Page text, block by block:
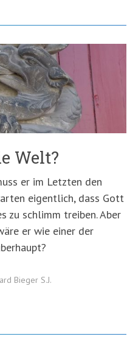
Welt?
er im Letzten den
eigentlich, dass Gott
zu schlimm treiben. Aber
er wie einer der
Bieger S.J.